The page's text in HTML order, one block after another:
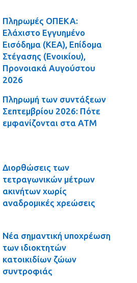
Πληρωμές ΟΠΕΚΑ:
Ελάχιστο Εγγυημένο
Εισόδημα (ΚΕΑ), Επίδομα
Στέγασης (Ενοικίου),
Προνοιακά Αυγούστου
2026
Πληρωμή των συντάξεων
Σεπτεμβρίου 2026: Πότε
εμφανίζονται στα ΑΤΜ
Διορθώσεις των
τετραγωνικών μέτρων
ακινήτων χωρίς
αναδρομικές χρεώσεις
Νέα σημαντική υποχρέωση
των ιδιοκτητών
κατοικιδίων ζώων
συντροφιάς